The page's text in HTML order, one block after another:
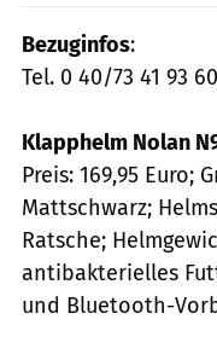
Bezuginfos:
Tel. 0 40/73 41 93
Klapphelm Nolan
Preis: 169,95 Euro;
Mattschwarz;
Ratsche;
antibakterielles
und Bluetooth-